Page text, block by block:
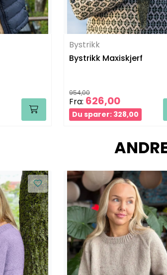
Bystrikk
Bystrikk Maxiskjerf
954,00
Fra: 626,00
Du sparer: 328,00